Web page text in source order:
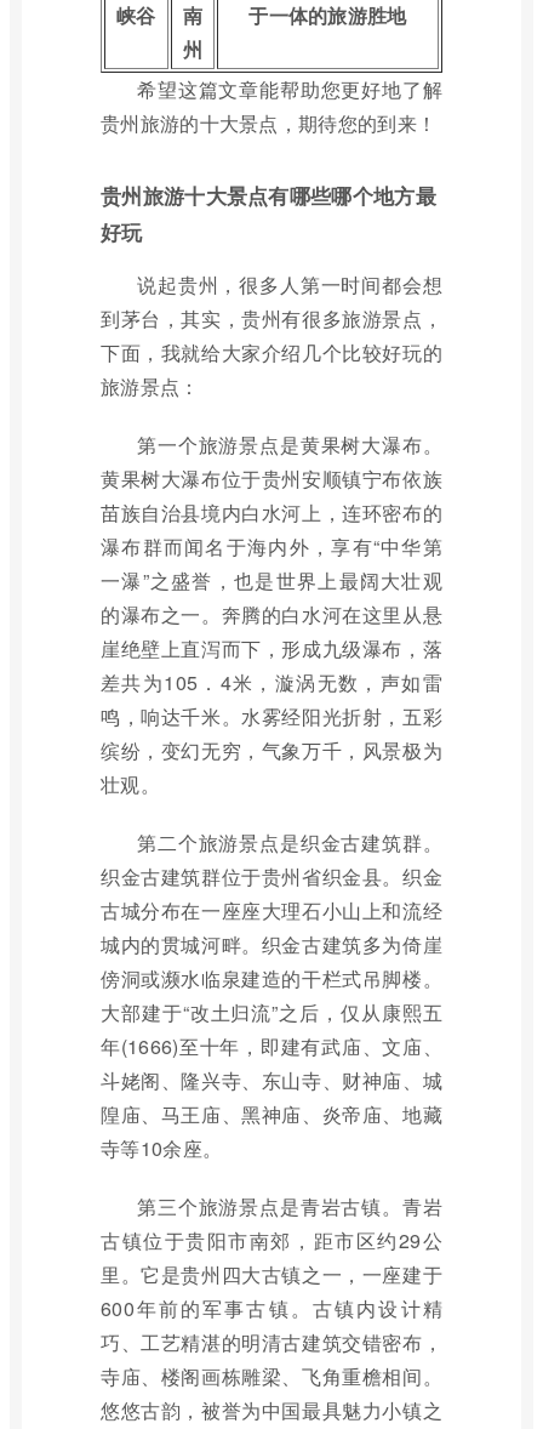
峡谷
南
州
于一体的旅游胜地
希望这篇文章能帮助您更好地了解
贵州旅游的十大景点，期待您的到来！
贵州旅游十大景点有哪些哪个地方最
好玩
说起贵州，很多人第一时间都会想
到茅台，其实，贵州有很多旅游景点，
下面，我就给大家介绍几个比较好玩的
旅游景点：
第一个旅游景点是黄果树大瀑布。
黄果树大瀑布位于贵州安顺镇宁布依族
苗族自治县境内白水河上，连环密布的
瀑布群而闻名于海内外，享有“中华第
一瀑”之盛誉，也是世界上最阔大壮观
的瀑布之一。奔腾的白水河在这里从悬
崖绝壁上直泻而下，形成九级瀑布，落
差共为105．4米，漩涡无数，声如雷
鸣，响达千米。水雾经阳光折射，五彩
缤纷，变幻无穷，气象万千，风景极为
壮观。
第二个旅游景点是织金古建筑群。
织金古建筑群位于贵州省织金县。织金
古城分布在一座座大理石小山上和流经
城内的贯城河畔。织金古建筑多为倚崖
傍洞或濒水临泉建造的干栏式吊脚楼。
大部建于“改土归流”之后，仅从康熙五
年(1666)至十年，即建有武庙、文庙、
斗姥阁、隆兴寺、东山寺、财神庙、城
隍庙、马王庙、黑神庙、炎帝庙、地藏
寺等10余座。
第三个旅游景点是青岩古镇。青岩
古镇位于贵阳市南郊，距市区约29公
里。它是贵州四大古镇之一，一座建于
600年前的军事古镇。古镇内设计精
巧、工艺精湛的明清古建筑交错密布，
寺庙、楼阁画栋雕梁、飞角重檐相间。
悠悠古韵，被誉为中国最具魅力小镇之